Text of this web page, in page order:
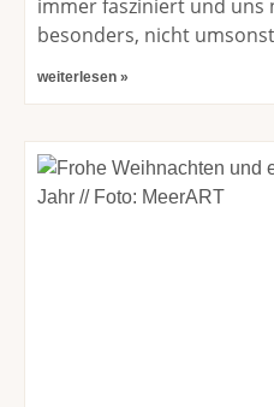
immer fasziniert und uns
besonders, nicht
weiterlesen »